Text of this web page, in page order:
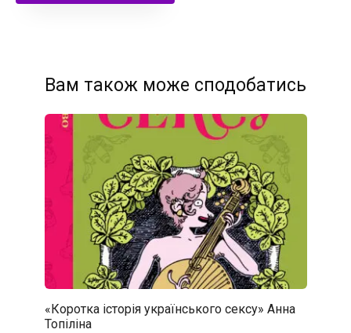
Вам також може сподобатись
«Коротка історія українського сексу» Анна
Топіліна